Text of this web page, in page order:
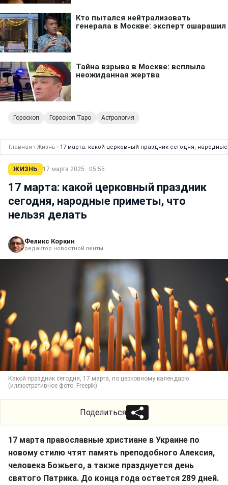
Гороскоп Гороскоп Таро Астрология
Главная › Жизнь › 17 марта: какой церковный праздник сегодня,
ЖИЗНЬ 17 марта 2025 · 05:55
17 марта: какой церковный праздник
сегодня, народные приметы, что
нельзя делать
Феликс Коркин
редактор новостной ленты
Какой праздник сегодня, 17 марта, по церковному календарю
(иллюстративное фото: Freepik)
Поделиться
17 марта православные христиане в Украине по
новому стилю чтят память преподобного Алексия,
человека Божьего, а также празднуется день
святого Патрика. До конца года остается 289 дней.